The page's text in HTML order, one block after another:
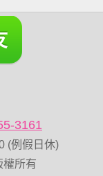
萬歲牌 米果
魚乾
三角壽司海苔
全聯 海苔
3161
(例假日休)
權所有